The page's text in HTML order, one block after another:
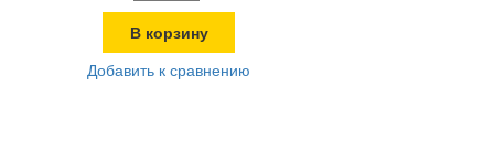
В корзину
Добавить к сравнению